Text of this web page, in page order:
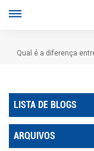
Qual é a diferença
LISTA DE BLOGS
ARQUIVOS